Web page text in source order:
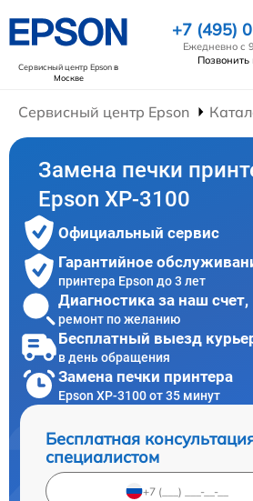
Сервисный центр Epsonв
Москве
+7 (495)
Ежедневно с
Позвонить
Сервисный центр Epson
Замена печки
Epson XP-3100
Официальный сервис
Гарантийное
принтера Epson до 3 лет
Диагностика за наш счет,
ремонт по желанию
Бесплатный выезд
в день обращения
Замена печки принтера
Epson XP-3100 от 35 минут
Бесплатная
специалистом